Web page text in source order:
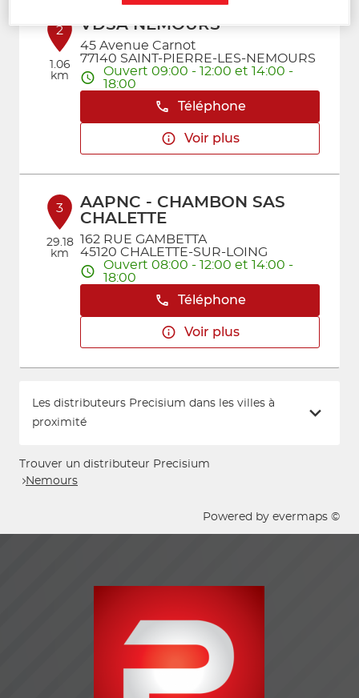
2
1.06
km
VDSA NEMOURS
45 Avenue Carnot
77140 SAINT-PIERRE-LES-NEMOURS
Ouvert 09:00 - 12:00 et 14:00 -
18:00
Téléphone
Voir plus
3
29.18
km
AAPNC - CHAMBON SAS
CHALETTE
162 RUE GAMBETTA
45120 CHALETTE-SUR-LOING
Ouvert 08:00 - 12:00 et 14:00 -
18:00
Téléphone
Voir plus
Les distributeurs Precisium dans les villes à
proximité
Trouver un distributeur Precisium
Nemours
Powered by evermaps ©